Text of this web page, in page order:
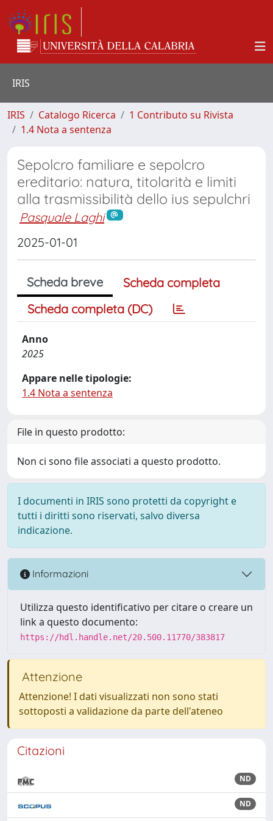
IRIS
IRIS Catalogo Ricerca
1 Contributo su Rivista
1.4 Nota a sentenza
Sepolcro familiare e sepolcro
ereditario: natura, titolarità e limiti
alla trasmissibilità dello ius sepulchri
Pasquale Laghi
2025-01-01
Scheda breve
Scheda completa
Scheda completa (DC)
Anno
2025
Appare nelle tipologie:
1.4 Nota a sentenza
File in questo prodotto:
Non ci sono file associati a questo prodotto.
I documenti in IRIS sono protetti da copyright e
tutti i diritti sono riservati, salvo diversa
indicazione.
Informazioni
Utilizza questo identificativo per citare o creare un
link a questo documento:
https://hdl.handle.net/20.500.11770/383817
Attenzione
Attenzione! I dati visualizzati non sono stati
sottoposti a validazione da parte dell'ateneo
Citazioni
ND
ND